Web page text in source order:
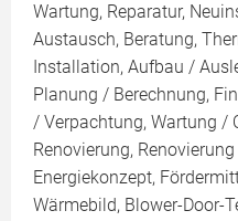
Wartung, Reparatur,
Austausch, Beratung,
Installation, Aufbau /
Planung / Berechnung,
/ Verpachtung, Wartung /
Renovierung,
Energiekonzept,
Wärmebild, Blower-Door-